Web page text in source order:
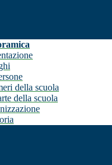
della scuola
della scuola